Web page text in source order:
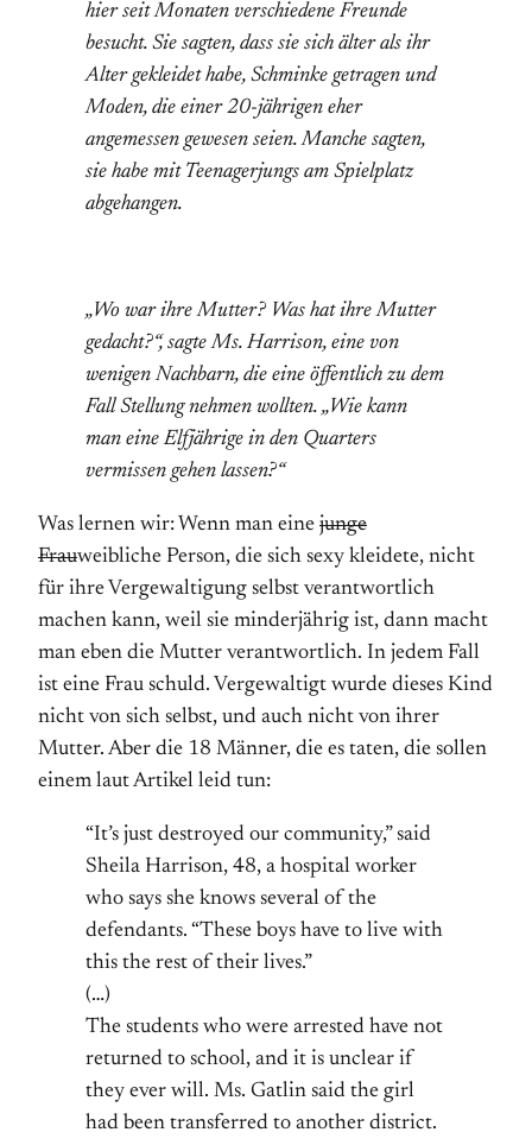
hier seit Monaten verschiedene Freunde
besucht. Sie sagten, dass sie sich älter als ihr
Alter gekleidet habe, Schminke getragen und
Moden, die einer 20-jährigen eher
angemessen gewesen seien. Manche sagten,
sie habe mit Teenagerjungs am Spielplatz
abgehangen.
„Wo war ihre Mutter? Was hat ihre Mutter
gedacht?“, sagte Ms. Harrison, eine von
wenigen Nachbarn, die eine öffentlich zu dem
Fall Stellung nehmen wollten. „Wie kann
man eine Elfjährige in den Quarters
vermissen gehen lassen?“
Was lernen wir: Wenn man eine junge
Frauweibliche Person, die sich sexy kleidete, nicht
für ihre Vergewaltigung selbst verantwortlich
machen kann, weil sie minderjährig ist, dann macht
man eben die Mutter verantwortlich. In jedem Fall
ist eine Frau schuld. Vergewaltigt wurde dieses Kind
nicht von sich selbst, und auch nicht von ihrer
Mutter. Aber die 18 Männer, die es taten, die sollen
einem laut Artikel leid tun:
“It’s just destroyed our community,” said
Sheila Harrison, 48, a hospital worker
who says she knows several of the
defendants. “These boys have to live with
this the rest of their lives.”
(…)
The students who were arrested have not
returned to school, and it is unclear if
they ever will. Ms. Gatlin said the girl
had been transferred to another district.